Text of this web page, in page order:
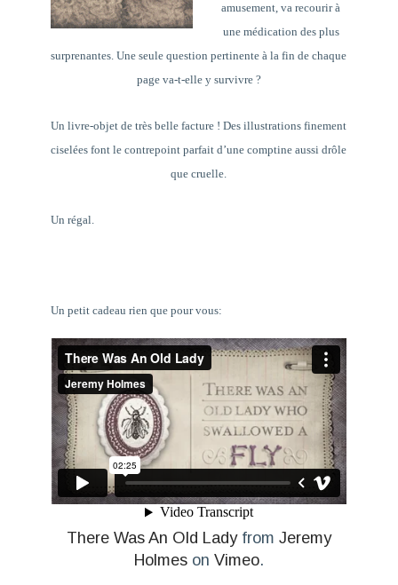
amusement, va recourir à
une médication des plus
surprenantes. Une seule question pertinente à la fin de chaque
page va-t-elle y survivre ?
Un livre-objet de très belle facture ! Des illustrations finement
ciselées font le contrepoint parfait d’une comptine aussi drôle
que cruelle.
Un régal.
Un petit cadeau rien que pour vous:
There Was An Old Ladyfrom Jeremy
Holmeson Vimeo.